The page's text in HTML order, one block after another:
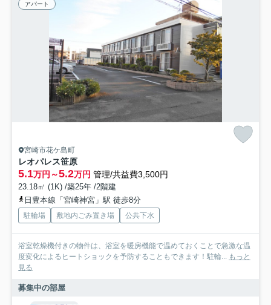
アパート
宮崎市花ケ島町
レオパレス笹原
5.1万円～5.2万円 管理/共益費3,500円
23.18㎡ (1K) /築25年 /2階建
日豊本線「宮崎神宮」駅 徒歩8分
駐輪場 敷地内ごみ置き場 公共下水
浴室乾燥機付きの物件は、浴室を暖房機能で温めておくことで急激な温
度変化によるヒートショックを予防することもできます！駐輪... もっと
見る
募集中の部屋